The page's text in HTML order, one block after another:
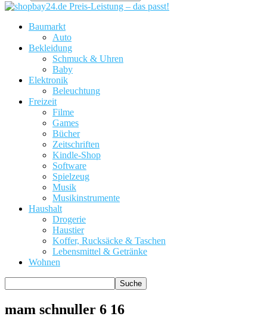
Preis-Leistung – das passt!
Baumarkt
Auto
Bekleidung
Schmuck & Uhren
Baby
Elektronik
Beleuchtung
Freizeit
Filme
Games
Bücher
Zeitschriften
Kindle-Shop
Software
Spielzeug
Musik
Musikinstrumente
Haushalt
Drogerie
Haustier
Koffer, Rucksäcke & Taschen
Lebensmittel & Getränke
Wohnen
mam schnuller 6 16